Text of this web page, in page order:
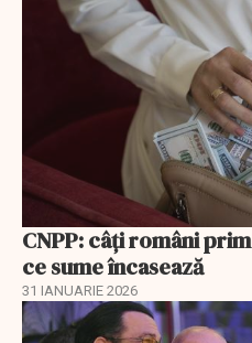
CNPP: câți români
ce sume încasează
31 IANUARIE 2026